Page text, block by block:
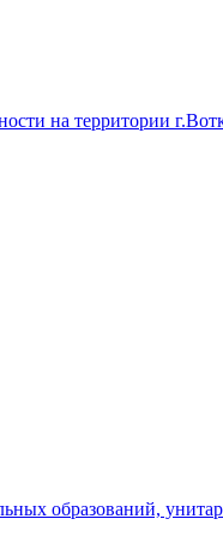
на территории
образований,